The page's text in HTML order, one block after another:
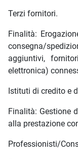
Terzi fornitori.
Finalità:
consegna/
aggiuntivi,
elettronica)
Istituti di credito e
Finalità: Gestione
alla prestazione
Professionisti/